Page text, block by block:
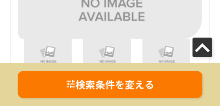
越谷駅」徒歩2分
検索条件を変える